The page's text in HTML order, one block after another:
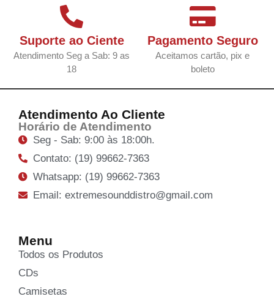
Suporte ao Ciente
Atendimento Seg a Sab: 9 as
18
Pagamento Seguro
Aceitamos cartão, pix e
boleto
Atendimento Ao Cliente
Horário de Atendimento
Seg - Sab: 9:00 às 18:00h.
Contato: (19) 99662-7363
Whatsapp: (19) 99662-7363
Email: extremesounddistro@gmail.com
Menu
Todos os Produtos
CDs
Camisetas